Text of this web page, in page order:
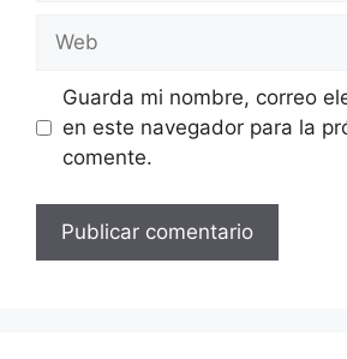
Web
Guarda mi nombre, correo
en este navegador para la
comente.